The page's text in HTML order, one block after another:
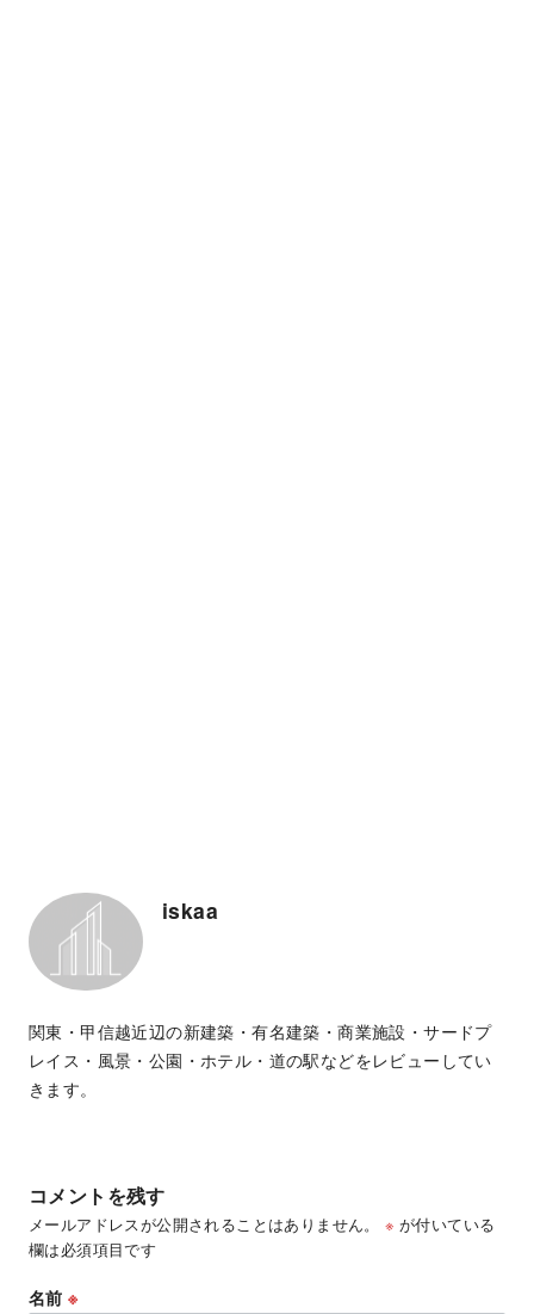
iskaa
関東・甲信越近辺の新建築・有名建築・商業施設・サードプ
レイス・風景・公園・ホテル・道の駅などをレビューしてい
きます。
コメントを残す
メールアドレスが公開されることはありません。 ※ が付いている
欄は必須項目です
名前※